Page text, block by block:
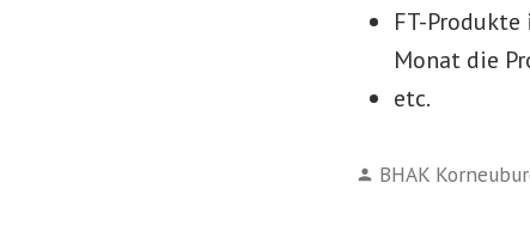
FT-
Monat die
etc.
Verfasst
BHAK